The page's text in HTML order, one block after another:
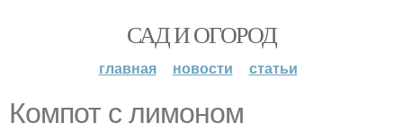
САД И ОГОРОД
главная новости статьи
Компот с лимоном